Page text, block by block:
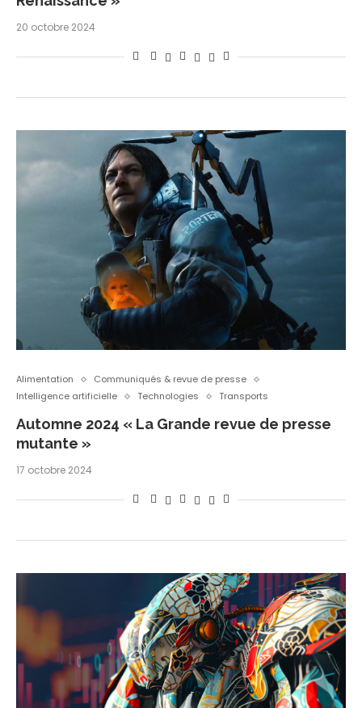
20 octobre 2024
Alimentation
Communiqués & revue de presse
Intelligence artificielle
Technologies Transports
Automne 2024 « La Grande revue de presse
mutante »
17 octobre 2024